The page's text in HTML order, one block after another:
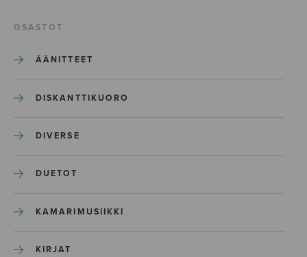
OSASTOT
ÄÄNITTEET
DISKANTTIKUORO
DIVERSE
DUETOT
KAMARIMUSIIKKI
KIRJAT